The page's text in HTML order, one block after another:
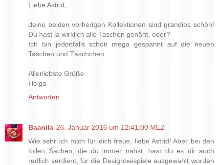
Liebe Astrid,
deine beiden vorherigen Kollektionen sind grandios schön!
Du hast ja wirklich alle Taschen genäht, oder?
Ich bin jedenfalls schon mega gespannt auf die neuen
Taschen und Täschchen ...
Allerliebste Grüße
Helga
Antworten
Baanila 26. Januar 2016 um 12:41:00 MEZ
Wie sehr ich mich für dich freue, liebe Astrid! Aber bei den
tollen Sachen, die du immer nähst, hast du es dir auch
redlich verdient, für die Designbeispiele ausgewählt worden